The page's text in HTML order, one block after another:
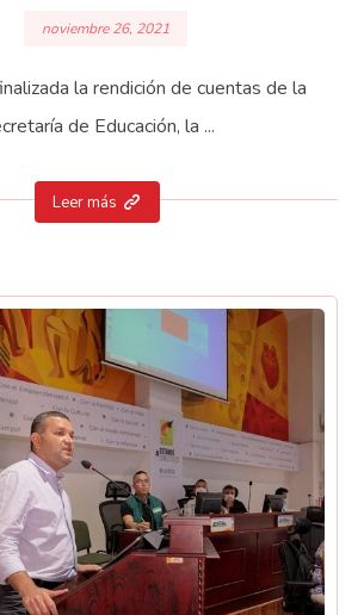
noviembre 26, 2021
la rendición de cuentas de la
de Educación, la ...
Leer más